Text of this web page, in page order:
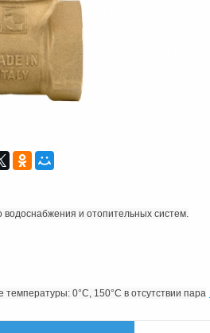
и отопительных систем.
0°C, 150°C в отсутствии пара